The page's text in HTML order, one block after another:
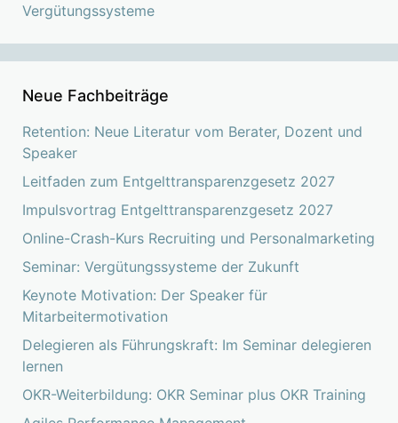
Vergütungssysteme
Neue Fachbeiträge
Retention: Neue Literatur vom Berater, Dozent und
Speaker
Leitfaden zum Entgelttransparenzgesetz 2027
Impulsvortrag Entgelttransparenzgesetz 2027
Online-Crash-Kurs Recruiting und Personalmarketing
Seminar: Vergütungssysteme der Zukunft
Keynote Motivation: Der Speaker für
Mitarbeitermotivation
Delegieren als Führungskraft: Im Seminar delegieren
lernen
OKR-Weiterbildung: OKR Seminar plus OKR Training